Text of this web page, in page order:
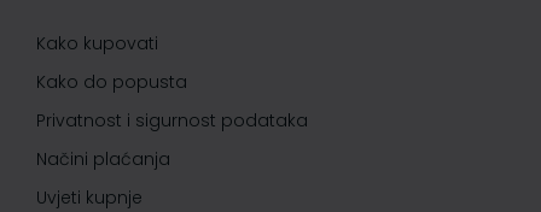
Kako kupovati
Kako do popusta
Privatnost i sigurnost podataka
Načini plaćanja
Uvjeti kupnje